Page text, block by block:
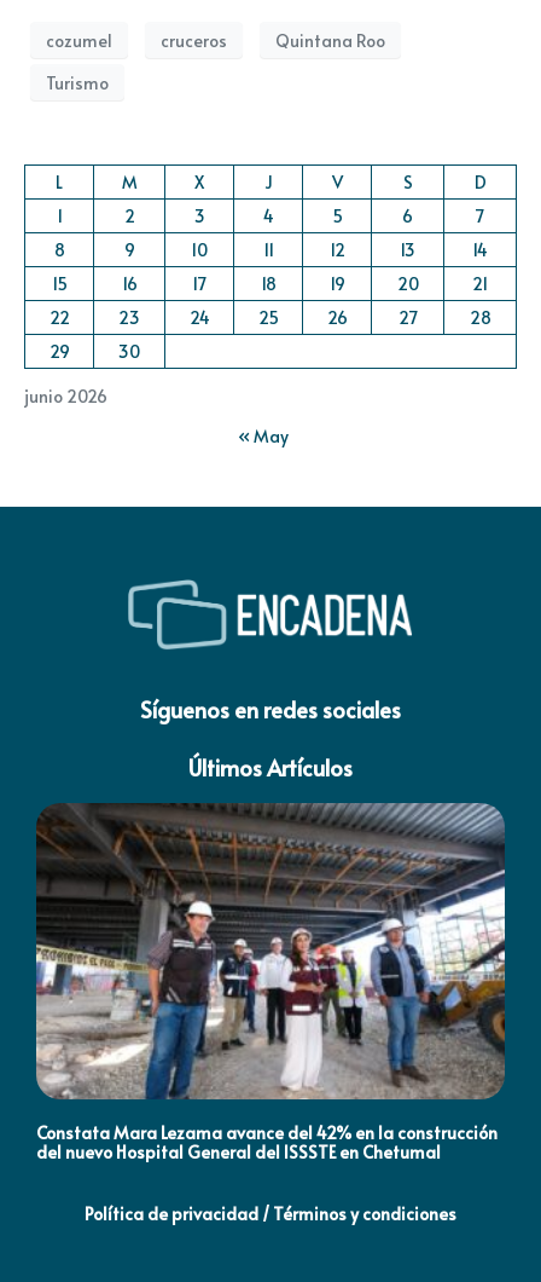
cozumel cruceros
Quintana Roo
Turismo
junio 2026
L M X J V S
D
1
2 3 4 5 6
7
8
9 10 11 12 13
14
15
16 17 18 19 20
21
22
23 24 25 26 27
28
29
30
« May
Síguenos en redes sociales
Últimos Artículos
Constata Mara Lezama avance del 42% en la construcción
del nuevo Hospital General del ISSSTE en Chetumal
Política de privacidad / Términos y condiciones